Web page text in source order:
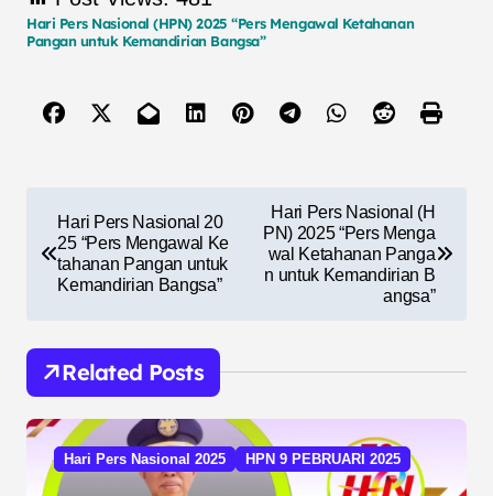
Hari Pers Nasional (HPN) 2025 “Pers Mengawal Ketahanan
Pangan untuk Kemandirian Bangsa”
g
a
s
Hari Pers Nasional 20
25 “Pers Mengawal Ke
tahanan Pangan untuk
Kemandirian Bangsa”
Hari Pers Nasional (H
PN) 2025 “Pers Menga
wal Ketahanan Panga
n untuk Kemandirian B
angsa”
Related Posts
Hari Pers Nasional 2025 HPN 9 PEBRUARI 2025